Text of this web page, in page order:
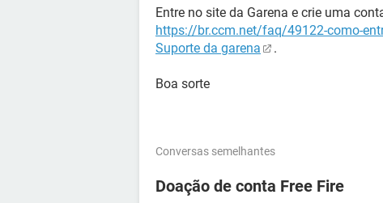
Entre no site da Garena e crie uma
https://br.ccm.net/faq/49122-como-
Suporte da garena
.
Boa sorte
Conversas semelhantes
Doação de conta Free Fire